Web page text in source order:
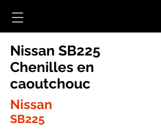
Nissan SB225
Chenilles en
caoutchouc
Nissan
SB225